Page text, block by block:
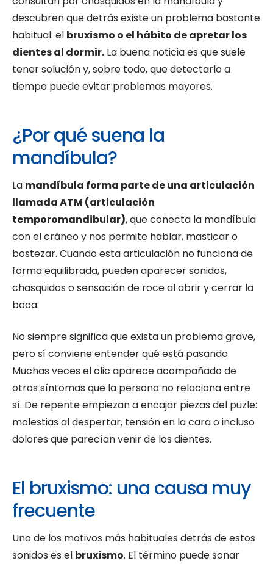
descubren que detrás existe un problema bastante
habitual: el bruxismo o el hábito de apretar los
dientes al dormir. La buena noticia es que suele
tener solución y, sobre todo, que detectarlo a
tiempo puede evitar problemas mayores.
¿Por qué suena la
mandíbula?
La mandíbula forma parte de una articulación
llamada ATM (articulación
temporomandibular), que conecta la mandíbula
con el cráneo y nos permite hablar, masticar o
bostezar. Cuando esta articulación no funciona de
forma equilibrada, pueden aparecer sonidos,
chasquidos o sensación de roce al abrir y cerrar la
boca.
No siempre significa que exista un problema grave,
pero sí conviene entender qué está pasando.
Muchas veces el clic aparece acompañado de
otros síntomas que la persona no relaciona entre
sí. De repente empiezan a encajar piezas del puzle:
molestias al despertar, tensión en la cara o incluso
dolores que parecían venir de los dientes.
El bruxismo: una causa muy
frecuente
Uno de los motivos más habituales detrás de estos
sonidos es el bruxismo. El término puede sonar